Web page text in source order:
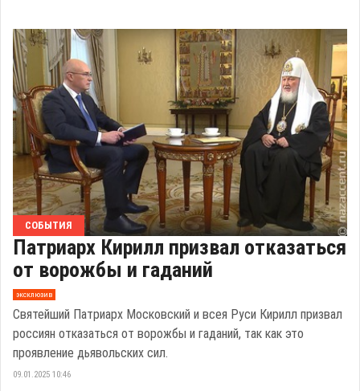
СОБЫТИЯ
Патриарх Кирилл призвал отказаться
от ворожбы и гаданий
эксклюзив
Святейший Патриарх Московский и всея Руси Кирилл призвал
россиян отказаться от ворожбы и гаданий, так как это
проявление дьявольских сил.
09.01.2025 10:46